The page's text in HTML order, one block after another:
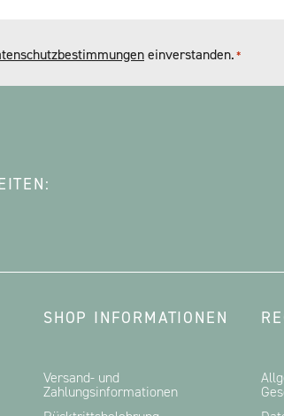
einverstanden.*
SHOP INFORMATIONEN
Versand- und
Zahlungsinformationen